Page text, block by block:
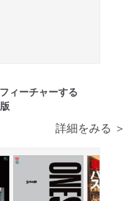
ィーチャーする
詳細をみる ＞